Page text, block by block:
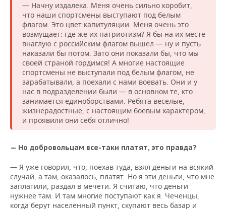
— Начну издалека. Меня очень сильно коробит,
что наши спортсмены выступают под белым
флагом. Это цвет капитуляции. Меня очень это
возмущает: где же их патриотизм? Я бы на их месте
внаглую с российским флагом вышел — ну и пусть
наказали бы потом. Зато они показали бы, что мы
своей страной гордимся! А многие настоящие
спортсмены не выступали под белым флагом, не
зарабатывали, а поехали с нами воевать. Они и у
нас в подразделении были — в основном те, кто
занимается единоборствами. Ребята веселые,
жизнерадостные, с настоящим боевым характером,
и проявили они себя отлично!
— Но добровольцам все-таки платят, это правда?
— Я уже говорил, что, поехав туда, взял деньги на всякий
случай, а там, оказалось, платят. Но я эти деньги, что мне
заплатили, раздал в мечети. Я считаю, что деньги
нужнее там. И там многие поступают как я. Чеченцы,
когда берут населенный пункт, скупают весь базар и